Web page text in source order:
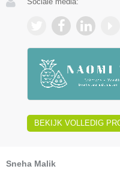
BEKIJK VOLLEDIG
Sneha Malik